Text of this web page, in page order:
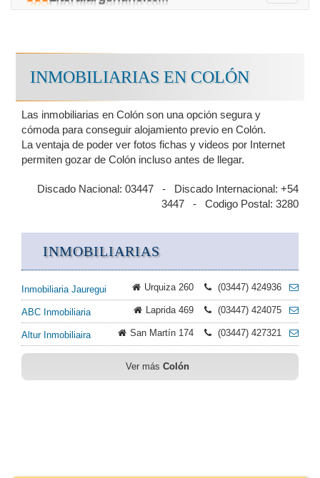
INMOBILIARIAS EN COLÓN
Las inmobiliarias en Colón son una opción segura y
cómoda para conseguir alojamiento previo en Colón.
La ventaja de poder ver fotos fichas y videos por Internet
permiten gozar de Colón incluso antes de llegar.
Discado Nacional: 03447 - Discado Internacional: +54
3447 - Codigo Postal: 3280
INMOBILIARIAS
Inmobiliaria Jauregui Urquiza 260 (03447) 424936
ABC Inmobiliaria Laprida 469 (03447) 424075
Altur Inmobiliaira San Martín 174 (03447) 427321
Ver más Colón